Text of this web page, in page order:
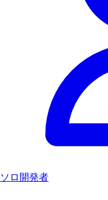
ソロ開発者